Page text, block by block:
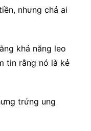
nhưng chả ai
khả năng leo
tin rằng nó là kẻ
trứng ung